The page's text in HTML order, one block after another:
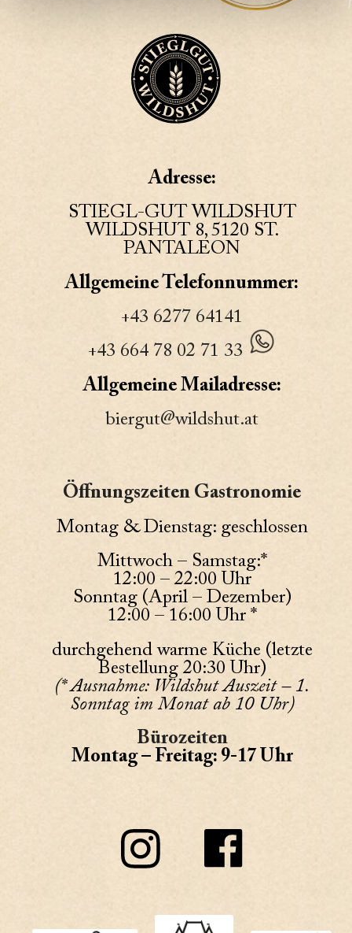
Adresse:
STIEGL-GUT WILDSHUT
WILDSHUT 8, 5120 ST.
PANTALEON
Allgemeine Telefonnummer:
+43 6277 64141
+43 664 78 02 71 33
Allgemeine Mailadresse:
biergut@wildshut.at
Öffnungszeiten Gastronomie
Montag & Dienstag: geschlossen
Mittwoch – Samstag:*
12:00 – 22:00 Uhr
Sonntag (April – Dezember)
12:00 – 16:00 Uhr *
durchgehend warme Küche (letzte
Bestellung 20:30 Uhr)
(* Ausnahme: Wildshut Auszeit – 1.
Sonntag im Monat ab 10 Uhr)
Bürozeiten
Montag – Freitag: 9-17 Uhr